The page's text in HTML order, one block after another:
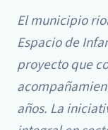
El municipio
Espacio de
proyecto que
años. La